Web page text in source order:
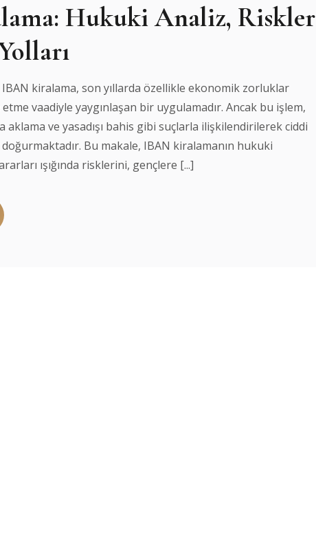
Hukuki Analiz, Riskler
kiralama, son yıllarda özellikle ekonomik zorluklar
vaadiyle yaygınlaşan bir uygulamadır. Ancak bu işlem,
aklama ve yasadışı bahis gibi suçlarla ilişkilendirilerek ciddi
Bu makale, IBAN kiralamanın hukuki
ışığında risklerini, gençlere [...]